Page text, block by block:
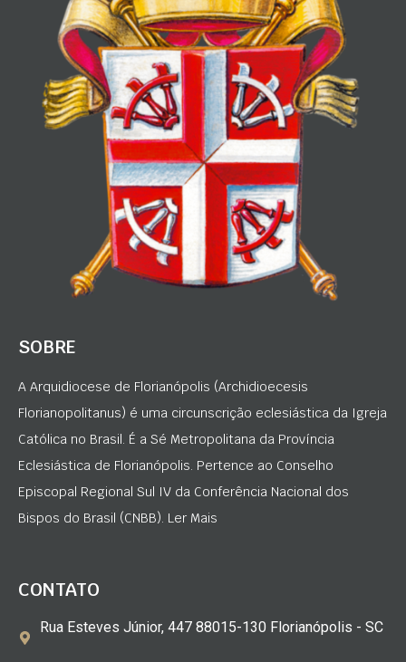
SOBRE
A Arquidiocese de Florianópolis (Archidioecesis
Florianopolitanus) é uma circunscrição eclesiástica da Igreja
Católica no Brasil. É a Sé Metropolitana da Província
Eclesiástica de Florianópolis. Pertence ao Conselho
Episcopal Regional Sul IV da Conferência Nacional dos
Bispos do Brasil (CNBB). Ler Mais
CONTATO
Rua Esteves Júnior, 447 88015-130 Florianópolis - SC